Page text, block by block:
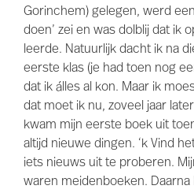
Gorinchem) gelegen, werd
doen’ zei en was dolblij dat ik
leerde. Natuurlijk dacht ik na
eerste klas (je had toen nog
dat ik álles al kon. Maar ik
dat moet ik nu, zoveel jaar
kwam mijn eerste boek uit
altijd nieuwe dingen. ‘k Vind
iets nieuws uit te proberen.
waren meidenboeken. Daarna